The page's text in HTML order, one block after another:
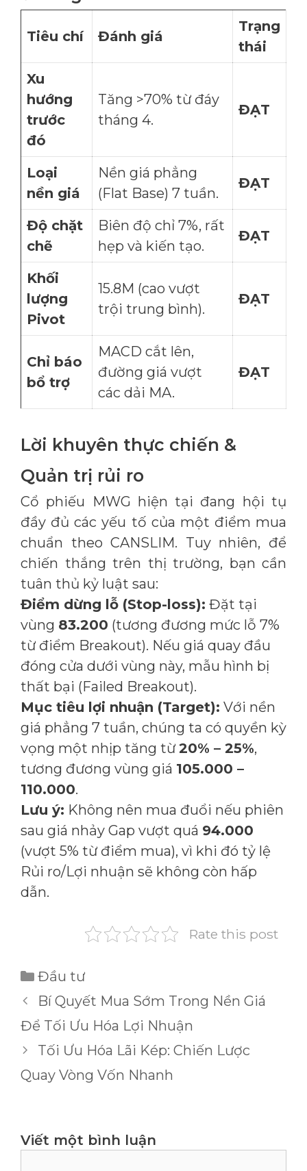
Tiêu chí Đánh giá
Trạng
thái
Xu
hướng
trước
đó
Tăng >70% từ đáy
tháng 4.
ĐẠT
Loại
nền giá
Nền giá phẳng
(Flat Base) 7 tuần.
ĐẠT
Độ chặt
chẽ
Biên độ chỉ 7%, rất
hẹp và kiến tạo.
ĐẠT
Khối
lượng
Pivot
15.8M (cao vượt
trội trung bình).
ĐẠT
Chỉ báo
bổ trợ
MACD cắt lên,
đường giá vượt
các dải MA.
ĐẠT
Lời khuyên thực chiến &
Quản trị rủi ro
Cổ phiếu MWG hiện tại đang hội tụ
đầy đủ các yếu tố của một điểm mua
chuẩn theo CANSLIM. Tuy nhiên, để
chiến thắng trên thị trường, bạn cần
tuân thủ kỷ luật sau:
Điểm dừng lỗ (Stop-loss): Đặt tại
vùng 83.200 (tương đương mức lỗ 7%
từ điểm Breakout). Nếu giá quay đầu
đóng cửa dưới vùng này, mẫu hình bị
thất bại (Failed Breakout).
Mục tiêu lợi nhuận (Target): Với nền
giá phẳng 7 tuần, chúng ta có quyền kỳ
vọng một nhịp tăng từ 20% – 25%,
tương đương vùng giá 105.000 –
110.000.
Lưu ý: Không nên mua đuổi nếu phiên
sau giá nhảy Gap vượt quá 94.000
(vượt 5% từ điểm mua), vì khi đó tỷ lệ
Rủi ro/Lợi nhuận sẽ không còn hấp
dẫn.
Rate this post
Danh
mục
Đầu tư
Bí Quyết Mua Sớm Trong Nền Giá
Để Tối Ưu Hóa Lợi Nhuận
Tối Ưu Hóa Lãi Kép: Chiến Lược
Quay Vòng Vốn Nhanh
Viết một bình luận